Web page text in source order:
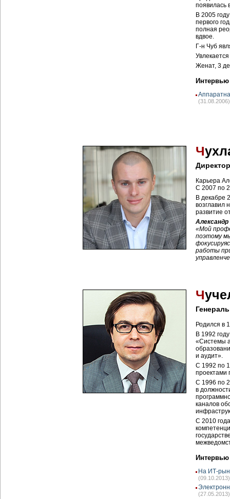
появилась
В 2005
первого
полная
вдвое.
Г-н Чуб
Женат, 3
Интервью
(31.08.2006)
Ч
Карьера
С 2007 по
В декабре
возглавил
развитие
«Мой
поэтому
работы
Ч
Родился в
В 1992
«Системы
и аудит».
С 1992 по
проектами
С 1996 по
в
каналов
С 2010
Интервью
На ИТ-
(09.10.2013)
(27.05.2013)